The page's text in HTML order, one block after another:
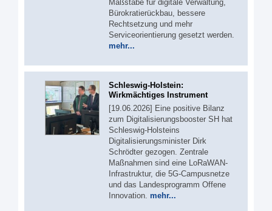
Maßstäbe für digitale Verwaltung,
Bürokratierückbau, bessere
Rechtsetzung und mehr
Serviceorientierung gesetzt werden.
mehr...
Schleswig-Holstein:
Wirkmächtiges Instrument
[19.06.2026] Eine positive Bilanz
zum Digitalisierungsbooster SH hat
Schleswig-Holsteins
Digitalisierungsminister Dirk
Schrödter gezogen. Zentrale
Maßnahmen sind eine LoRaWAN-
Infrastruktur, die 5G-Campusnetze
und das Landesprogramm Offene
Innovation. mehr...